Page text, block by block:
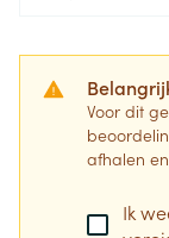
Voor dit
afhalen
Ik